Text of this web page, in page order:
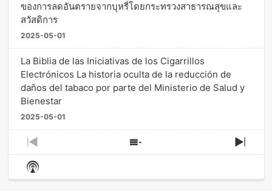
ของการลดอันตรายจากบุหรี่โดยกระทรวงสาธารณสุขและ
สวัสดิการ
2025-05-01
La Biblia de las Iniciativas de los Cigarrillos
Electrónicos La historia oculta de la reducción de
daños del tabaco por parte del Ministerio de Salud y
Bienestar
2025-05-01
Previous
Episode
Show
Next
Show
Podcast